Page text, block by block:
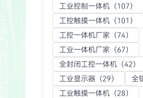
工业控制一体机（107）
工控触摸一体机（101）
工控一体机厂家 （74）
工业一体机厂家 （67）
全封闭工控一体机（42）
工业显示器（29） 全
工业触摸一体机（28）